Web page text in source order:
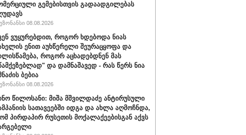
გემებისთვის გადაადგილებას
08.08.2026
ვუყურებდით, როგორ ხდებოდა ნიას
ენით აუხწერელი შეურაცყოფა და
როგორ აცხადებდნენ მას
და დამნაშავედ - რას წერს ნია
ბებია
08.08.2026
წილოსანი: მიშა მშვილდაძე ანტირუსული
სათავეებში იდგა და ახლა აღმოჩნდა,
პირდაპირ რუსეთის მოქალაქეებისგან აქვს